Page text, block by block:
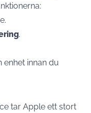
.
enhet innan du
tar Apple ett stort